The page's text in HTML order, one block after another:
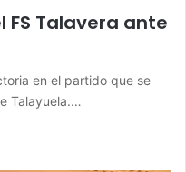
FS Talavera ante
en el partido que se
Talayuela.…